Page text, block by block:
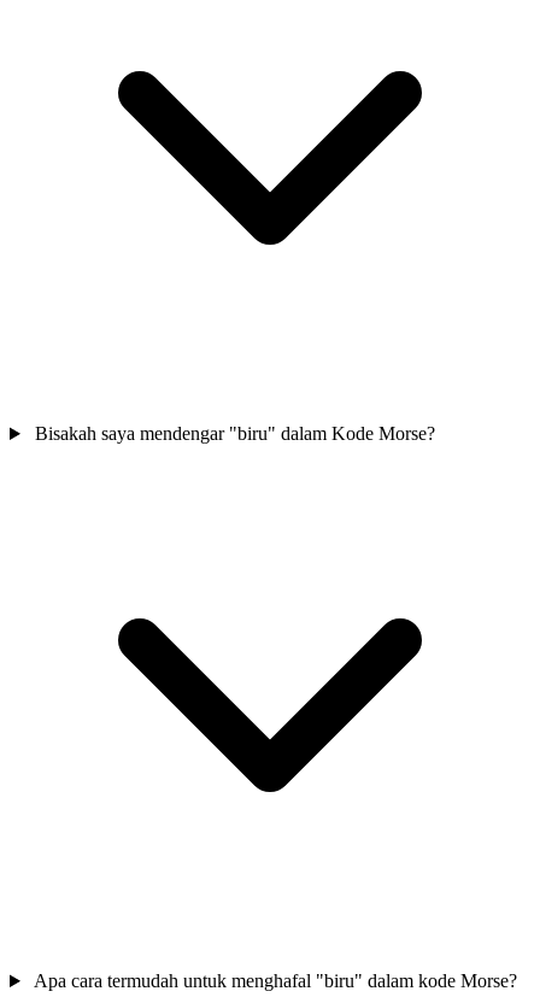
Bisakah saya mendengar "biru" dalam Kode Morse?
Apa cara termudah untuk menghafal "biru" dalam kode Morse?